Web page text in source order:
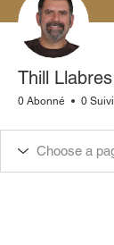
Thill Llabres
0 Abonné 0 Suivi